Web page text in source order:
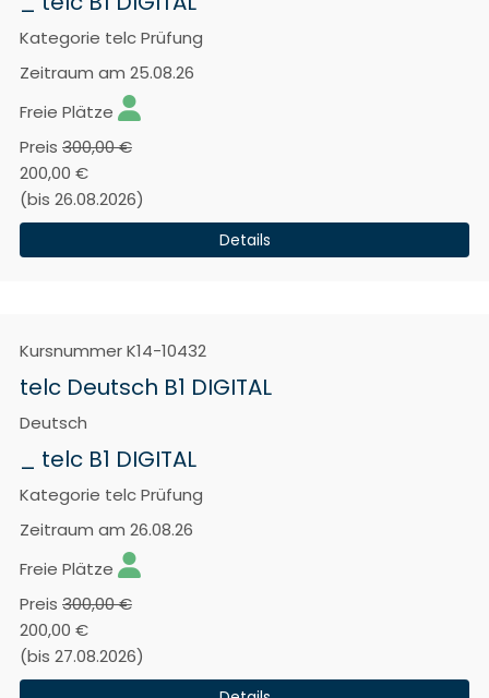
Kategorie telc Prüfung
Zeitraum am 25.08.26
Freie Plätze
Preis 300,00 €
200,00 €
(bis 26.08.2026)
Details
KursnummerK14-10432
telc Deutsch B1 DIGITAL
Deutsch
_ telc B1 DIGITAL
Kategorie telc Prüfung
Zeitraum am 26.08.26
Freie Plätze
Preis 300,00 €
200,00 €
(bis 27.08.2026)